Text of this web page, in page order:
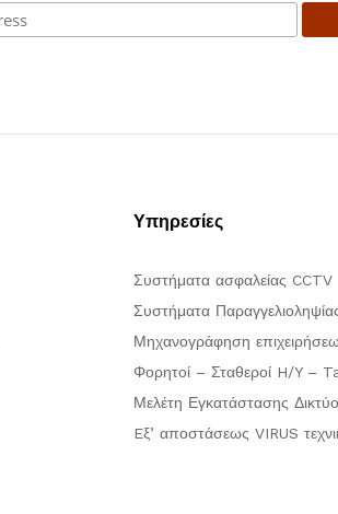
Υπηρεσίες
Συστήματα ασφαλείας CCTV
Συστήματα
Μηχανογράφηση
Φορητοί – Σταθεροί H/Y –
Μελέτη Εγκατάστασης
Eξ’ αποστάσεως VIRUS